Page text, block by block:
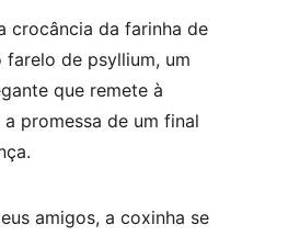
crocância da farinha de
farelo de psyllium, um
que remete à
promessa de um final
amigos, a coxinha se